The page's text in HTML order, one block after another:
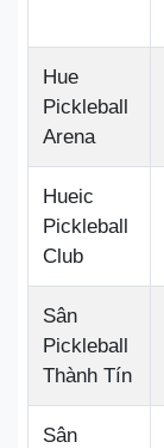
Hue
Pickleball
Arena
Hueic
Pickleball
Club
Sân
Pickleball
Thành Tín
Sân